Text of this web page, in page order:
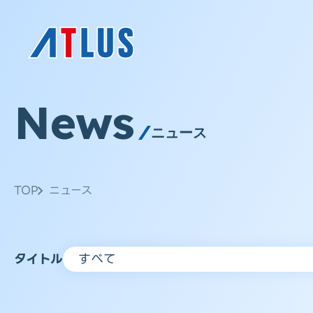
News ニュース
TOP ニュース
タイトル